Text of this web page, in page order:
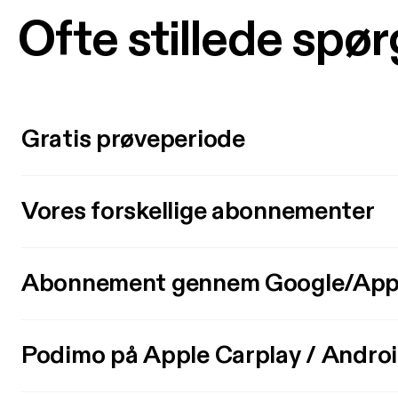
Ofte stillede
Gratis prøveperiode
Vores forskellige abonnementer
Abonnement gennem Google/
Podimo på Apple Carplay /